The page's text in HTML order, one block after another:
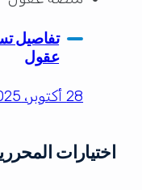
تفاصيل
عقول
28 أكتوبر، 2025
اختيارات